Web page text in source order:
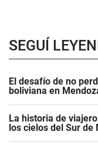
SEGUÍ
El desafío de no
boliviana en
La historia de
los cielos del Sur de